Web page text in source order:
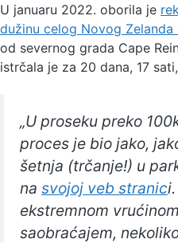
U januaru 2022. oborila je
dužinu celog Novog
od severnog grada Cape
istrčala je za 20 dana, 17
„U proseku preko
proces je bio jako,
šetnja (trčanje!) u
na svojoj veb stranic
ekstremnom
saobraćajem,